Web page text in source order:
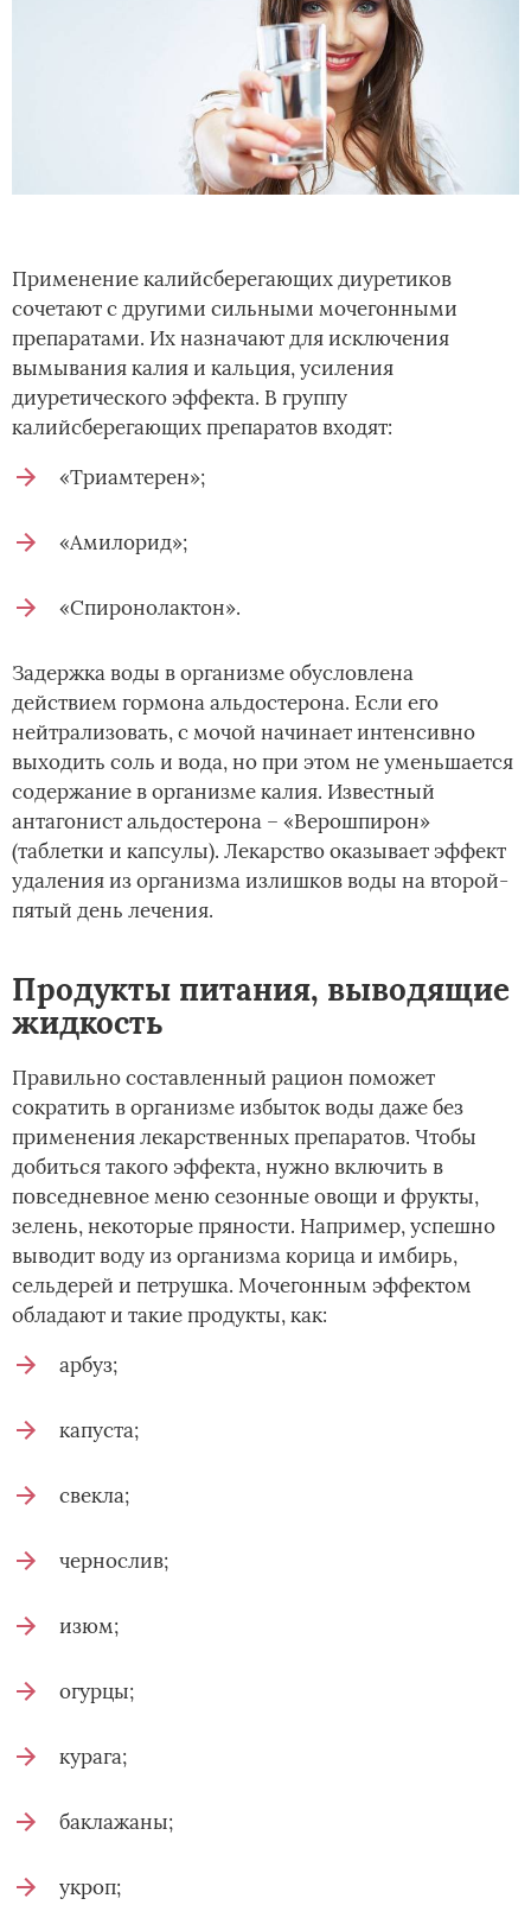
Применение калийсберегающих диуретиков
сочетают с другими сильными мочегонными
препаратами. Их назначают для исключения
вымывания калия и кальция, усиления
диуретического эффекта. В группу
калийсберегающих препаратов входят:
«Триамтерен»;
«Амилорид»;
«Спиронолактон».
Задержка воды в организме обусловлена
действием гормона альдостерона. Если его
нейтрализовать, с мочой начинает интенсивно
выходить соль и вода, но при этом не уменьшается
содержание в организме калия. Известный
антагонист альдостерона – «Верошпирон»
(таблетки и капсулы). Лекарство оказывает эффект
удаления из организма излишков воды на второй-
пятый день лечения.
Продукты питания, выводящие
жидкость
Правильно составленный рацион поможет
сократить в организме избыток воды даже без
применения лекарственных препаратов. Чтобы
добиться такого эффекта, нужно включить в
повседневное меню сезонные овощи и фрукты,
зелень, некоторые пряности. Например, успешно
выводит воду из организма корица и имбирь,
сельдерей и петрушка. Мочегонным эффектом
обладают и такие продукты, как:
арбуз;
капуста;
свекла;
чернослив;
изюм;
огурцы;
курага;
баклажаны;
укроп;